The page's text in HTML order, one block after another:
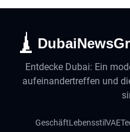
Entdecke Dubai: Ein
aufeinandertreffen und
GeschäftLebensstilVAE